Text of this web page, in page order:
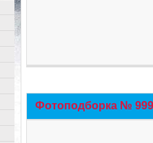
Фотоподборка №